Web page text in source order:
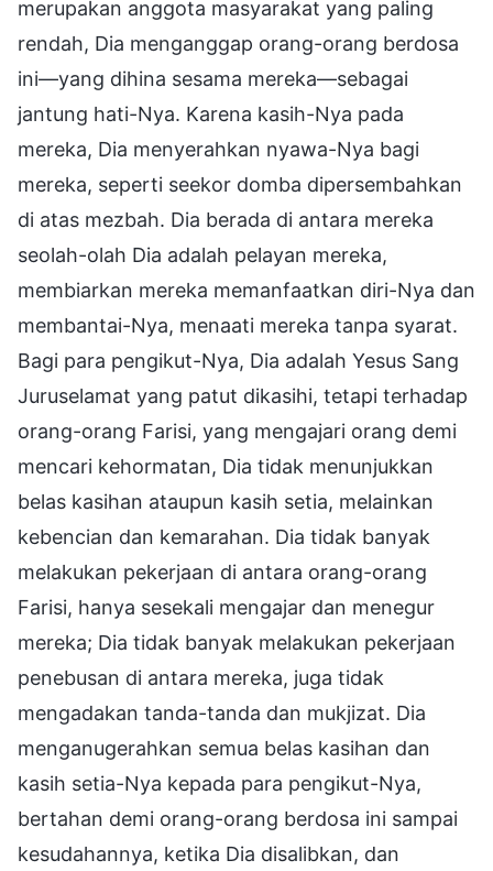
merupakan anggota masyarakat yang paling
rendah, Dia menganggap orang-orang berdosa
ini—yang dihina sesama mereka—sebagai
jantung hati-Nya. Karena kasih-Nya pada
mereka, Dia menyerahkan nyawa-Nya bagi
mereka, seperti seekor domba dipersembahkan
di atas mezbah. Dia berada di antara mereka
seolah-olah Dia adalah pelayan mereka,
membiarkan mereka memanfaatkan diri-Nya dan
membantai-Nya, menaati mereka tanpa syarat.
Bagi para pengikut-Nya, Dia adalah Yesus Sang
Juruselamat yang patut dikasihi, tetapi terhadap
orang-orang Farisi, yang mengajari orang demi
mencari kehormatan, Dia tidak menunjukkan
belas kasihan ataupun kasih setia, melainkan
kebencian dan kemarahan. Dia tidak banyak
melakukan pekerjaan di antara orang-orang
Farisi, hanya sesekali mengajar dan menegur
mereka; Dia tidak banyak melakukan pekerjaan
penebusan di antara mereka, juga tidak
mengadakan tanda-tanda dan mukjizat. Dia
menganugerahkan semua belas kasihan dan
kasih setia-Nya kepada para pengikut-Nya,
bertahan demi orang-orang berdosa ini sampai
kesudahannya, ketika Dia disalibkan, dan